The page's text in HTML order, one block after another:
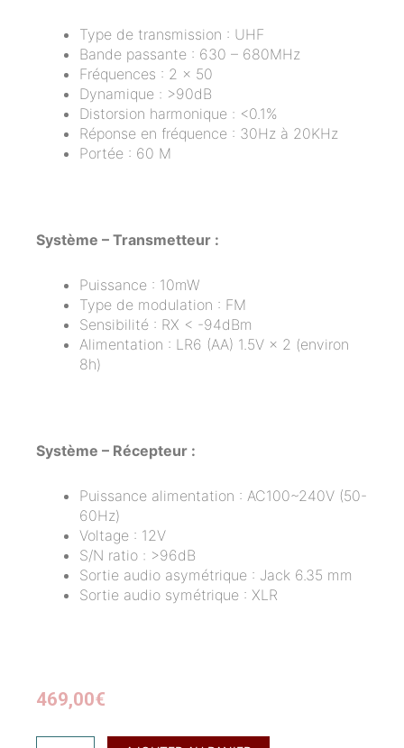
Type de transmission : UHF
Bande passante : 630 – 680MHz
Fréquences : 2 x 50
Dynamique : >90dB
Distorsion harmonique : <0.1%
Réponse en fréquence : 30Hz à 20KHz
Portée : 60 M
Système – Transmetteur :
Puissance : 10mW
Type de modulation : FM
Sensibilité : RX < -94dBm
Alimentation : LR6 (AA) 1.5V × 2 (environ
8h)
Système – Récepteur :
Puissance alimentation : AC100~240V (50-
60Hz)
Voltage : 12V
S/N ratio : >96dB
Sortie audio asymétrique : Jack 6.35 mm
Sortie audio symétrique : XLR
469,00€
quantité